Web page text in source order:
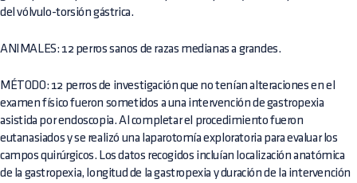
del vólvulo-torsión gástrica.
ANIMALES: 12 perros sanos de razas medianas a grandes.
MÉTODO: 12 perros de investigación que no tenían alteraciones en el
examen físico fueron sometidos a una intervención de gastropexia
asistida por endoscopia. Al completar el procedimiento fueron
eutanasiados y se realizó una laparotomía exploratoria para evaluar los
campos quirúrgicos. Los datos recogidos incluían localización anatómica
de la gastropexia, longitud de la gastropexia y duración de la intervención